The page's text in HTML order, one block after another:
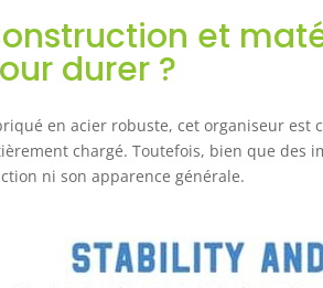
et
durer ?
en acier robuste, cet organiseur est
chargé. Toutefois, bien que des
ni son apparence générale.